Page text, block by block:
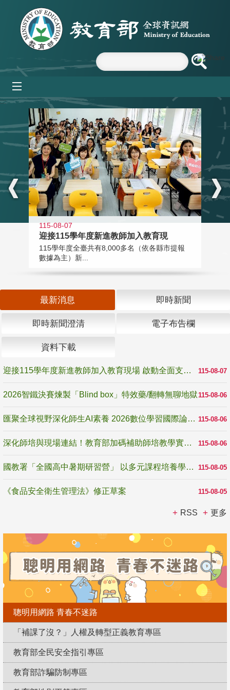
跳到主要內容區塊
:::
115-08-07
迎接115學年度新進教師加入教育現
115學年度全臺共有8,000多名（依各縣市提報
數據為主）新...
最新消息 即時新聞
即時新聞澄清 電子布告欄
資料下載
115-08-07
迎接115學年度新進教師加入教育現場 啟動全面支持陪伴
115-08-06
2026智鐵決賽煉製「Blind box」特效藥/翻轉無聊地獄
115-08-06
匯聚全球視野深化師生AI素養 2026數位學習國際論壇高雄登場
115-08-06
深化師培與現場連結！教育部加碼補助師培教學實踐研究 10月師培國際研討會交流教學實踐經驗
115-08-05
國教署「全國高中暑期研習營」 以多元課程培養學生瞭解誠信專業與倫理價值
115-08-05
《食品安全衛生管理法》修正草案
RSS 更多
聰明用網路 青春不迷路
「補課了沒？」人權及轉型正義教育專區
教育部全民安全指引專區
教育部詐騙防制專區